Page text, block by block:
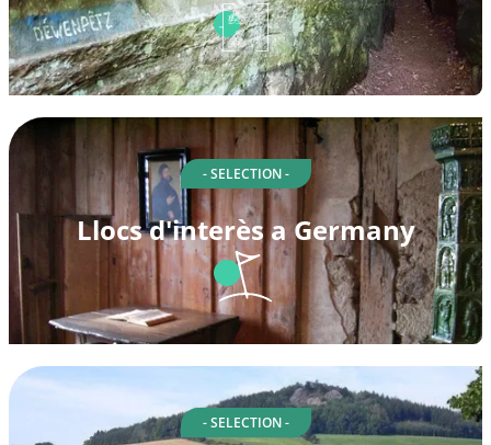
- SELECTION -
Llocs d'interès a Germany
- SELECTION -